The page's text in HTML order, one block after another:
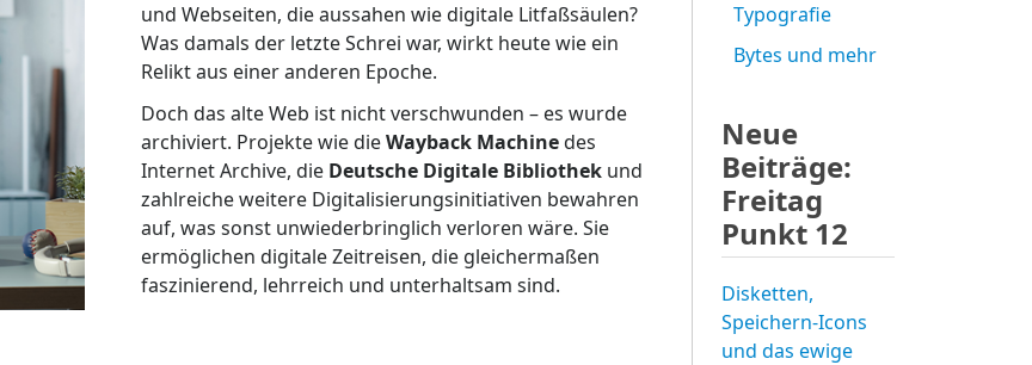
und Webseiten, die aussahen wie digitale Litfaßsäulen?
Was damals der letzte Schrei war, wirkt heute wie ein
Relikt aus einer anderen Epoche.
Doch das alte Web ist nicht verschwunden – es wurde
archiviert. Projekte wie dieWayback Machinedes
Internet Archive, die Deutsche Digitale Bibliothekund
zahlreiche weitere Digitalisierungsinitiativen bewahren
auf, was sonst unwiederbringlich verloren wäre. Sie
ermöglichen digitale Zeitreisen, die gleichermaßen
faszinierend, lehrreich und unterhaltsam sind.
Typografie
Bytes und mehr
Neue
Beiträge:
Freitag
Punkt 12
Disketten,
Speichern-Icons
und das ewige